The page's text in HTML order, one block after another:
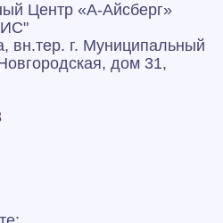
Центр «А‑Айсберг»
вн.тер. г. Муниципальный
дом 31,